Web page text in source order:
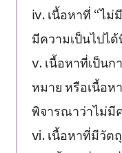
ⅳ. เนื้อหาที่ “ไม่
มีความเป็นไปไ
ⅴ. เนื้อหาที่เป็น
หมาย หรือเนื้อห
พิจารณาว่าไม่มี
ⅵ. เนื้อหาที่มีวัต